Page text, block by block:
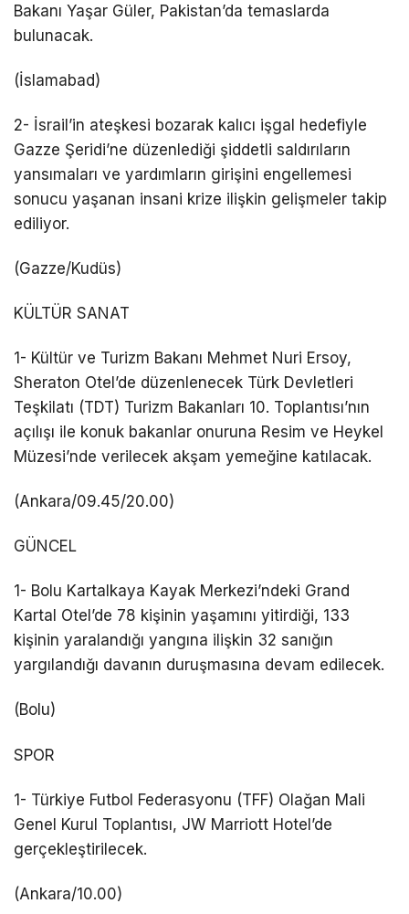
Bakanı Yaşar Güler, Pakistan’da temaslarda
bulunacak.
(İslamabad)
2- İsrail’in ateşkesi bozarak kalıcı işgal hedefiyle
Gazze Şeridi’ne düzenlediği şiddetli saldırıların
yansımaları ve yardımların girişini engellemesi
sonucu yaşanan insani krize ilişkin gelişmeler takip
ediliyor.
(Gazze/Kudüs)
KÜLTÜR SANAT
1- Kültür ve Turizm Bakanı Mehmet Nuri Ersoy,
Sheraton Otel’de düzenlenecek Türk Devletleri
Teşkilatı (TDT) Turizm Bakanları 10. Toplantısı’nın
açılışı ile konuk bakanlar onuruna Resim ve Heykel
Müzesi’nde verilecek akşam yemeğine katılacak.
(Ankara/09.45/20.00)
GÜNCEL
1- Bolu Kartalkaya Kayak Merkezi’ndeki Grand
Kartal Otel’de 78 kişinin yaşamını yitirdiği, 133
kişinin yaralandığı yangına ilişkin 32 sanığın
yargılandığı davanın duruşmasına devam edilecek.
(Bolu)
SPOR
1- Türkiye Futbol Federasyonu (TFF) Olağan Mali
Genel Kurul Toplantısı, JW Marriott Hotel’de
gerçekleştirilecek.
(Ankara/10.00)